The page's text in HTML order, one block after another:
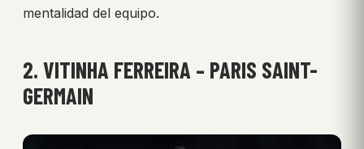
mentalidad del equipo.
2. VITINHA FERREIRA – PARIS SAINT-
GERMAIN